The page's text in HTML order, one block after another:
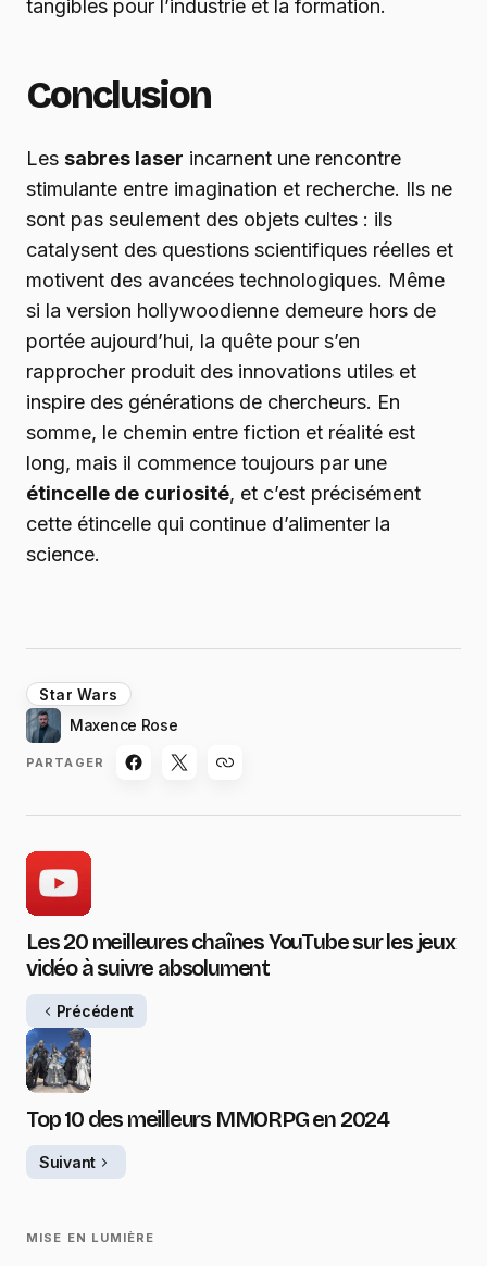
tangibles pour l’industrie et la formation.
Conclusion
Les sabres laser incarnent une rencontre
stimulante entre imagination et recherche. Ils ne
sont pas seulement des objets cultes : ils
catalysent des questions scientifiques réelles et
motivent des avancées technologiques. Même
si la version hollywoodienne demeure hors de
portée aujourd’hui, la quête pour s’en
rapprocher produit des innovations utiles et
inspire des générations de chercheurs. En
somme, le chemin entre fiction et réalité est
long, mais il commence toujours par une
étincelle de curiosité, et c’est précisément
cette étincelle qui continue d’alimenter la
science.
Star Wars
Maxence Rose
PARTAGER
Les 20 meilleures chaînes YouTube sur les jeux
vidéo à suivre absolument
Précédent
Top 10 des meilleurs MMORPG en 2024
Suivant
MISE EN LUMIÈRE